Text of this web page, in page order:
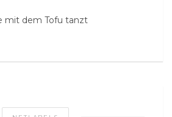
mit dem Tofu tanzt